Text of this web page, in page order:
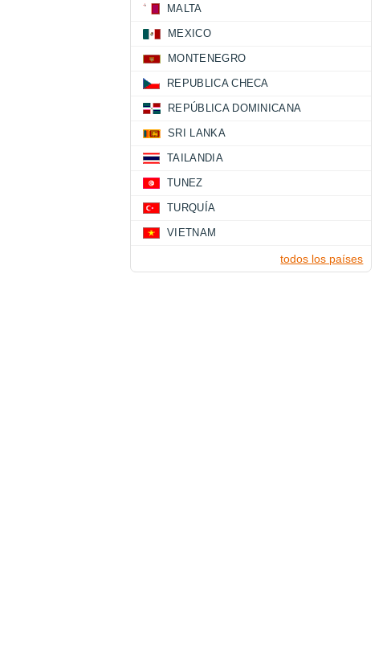
MALTA
MEXICO
MONTENEGRO
REPUBLICA CHECA
REPÚBLICA DOMINICANA
SRI LANKA
TAILANDIA
TUNEZ
TURQUÍA
VIETNAM
todos los países